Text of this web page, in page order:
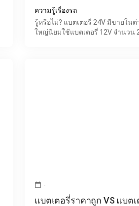
ความรู้เรื่องรถ
รู้หรือไม่? แบตเตอรี่ 24V มีขายใน
ใหญ่นิยมใช้แบตเตอรี่ 12V จำนวน
calendar_today -
แบตเตอรี่ราคาถูก VS แบต